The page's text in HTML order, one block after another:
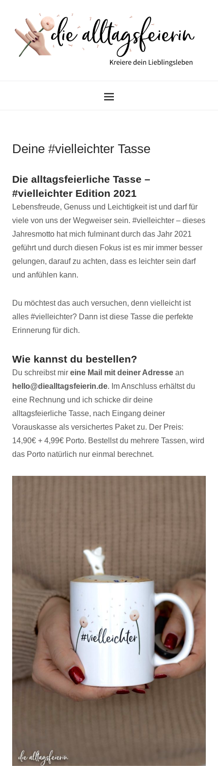
Deine #vielleichter Tasse
Die alltagsfeierliche Tasse –
#vielleichter Edition 2021
Lebensfreude, Genuss und Leichtigkeit ist und darf für
viele von uns der Wegweiser sein. #vielleichter – dieses
Jahresmotto hat mich fulminant durch das Jahr 2021
geführt und durch diesen Fokus ist es mir immer besser
gelungen, darauf zu achten, dass es leichter sein darf
und anfühlen kann.
Du möchtest das auch versuchen, denn vielleicht ist
alles #vielleichter? Dann ist diese Tasse die perfekte
Erinnerung für dich.
Wie kannst du bestellen?
Du schreibst mir eine Mail mit deiner Adresse an
hello@diealltagsfeierin.de. Im Anschluss erhältst du
eine Rechnung und ich schicke dir deine
alltagsfeierliche Tasse, nach Eingang deiner
Vorauskasse als versichertes Paket zu. Der Preis:
14,90€ + 4,99€ Porto. Bestellst du mehrere Tassen, wird
das Porto natürlich nur einmal berechnet.